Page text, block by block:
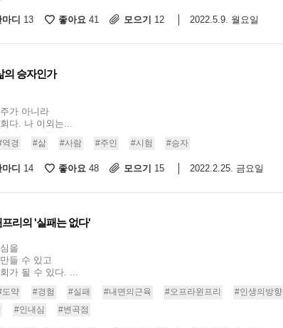
디 13 좋아요 41 모으기 12 2022.5.9. 월요일
의 승자인가
가 아니라
다. 나 이외는...
역경 #삶 #사람 #주인 #시험 #승자
디 14 좋아요 48 모으기 15 2022.2.25. 금요일
프리의 '실패는 없다'
을
들 수 있고
가 될 수 있다. ...
도약 #경험 #실패 #내면의근육 #오프라윈프리
#인생의방향
#인내심 #변곡점